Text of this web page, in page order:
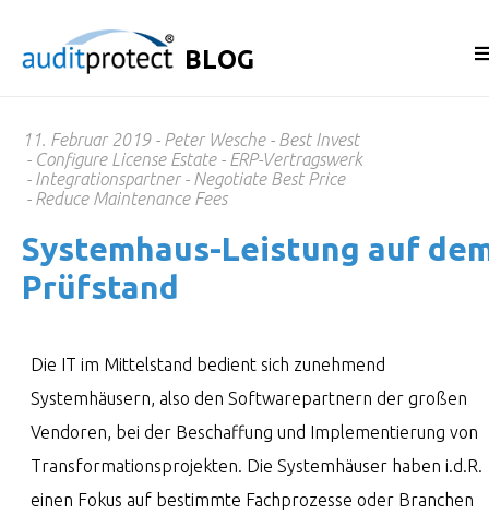
BLOG
11. Februar 2019 Peter Wesche
Best Invest
Configure License Estate
ERP-Vertragswerk
Integrationspartner
Negotiate Best Price
Reduce Maintenance Fees
System­haus-Leis­tung auf
Prüf­stand
Die IT im Mittelstand bedient sich zunehmend
Systemhäusern, also den Softwarepartnern der großen
Vendoren, bei der Beschaffung und Implementierung von
Transformationsprojekten. Die Systemhäuser haben i.d.R.
einen Fokus auf bestimmte Fachprozesse oder Branchen